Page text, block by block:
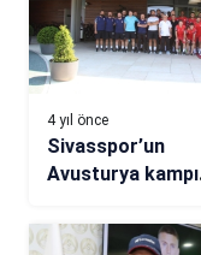
4 yıl önce
Sivasspor’un
Avusturya kampı